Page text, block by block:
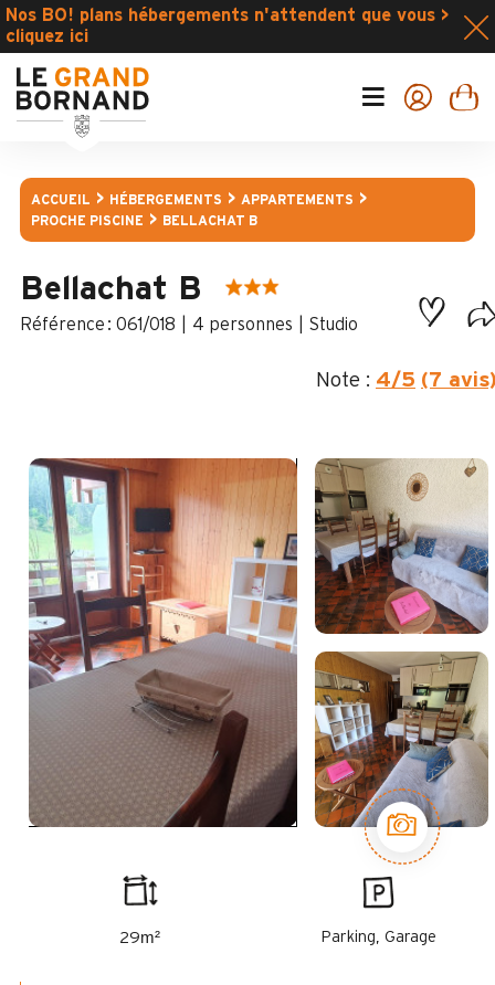
Nos BO! plans hébergements n'attendent que vous >
cliquez ici
ACCUEIL HÉBERGEMENTS
APPARTEMENTS
PROCHE PISCINE
BELLACHAT B
Bellachat B
: 061/018 4 personnes Studio
Note : 4/5 (7
29m² Parking, Garage